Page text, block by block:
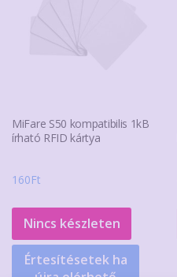
MiFare S50 kompatibilis 1kB
írható RFID kártya
160Ft
Nincs készleten
Értesítésetek ha